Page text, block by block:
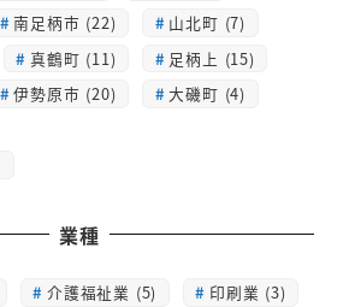
南足柄市 (22)
山北町 (7)
真鶴町 (11)
足柄上 (15)
伊勢原市 (20)
大磯町 (4)
業種
介護福祉業 (5)
印刷業 (3)